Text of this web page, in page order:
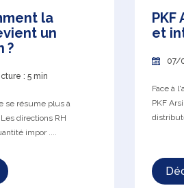
la
un
?
: 5 min
se résume plus à
directions RH
impor ....
et
07/
Face à
PKF